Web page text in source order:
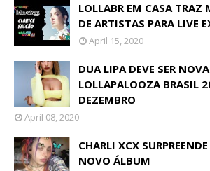
LOLLABR EM CASA TRAZ
DE ARTISTAS PARA LIVE
April 15, 2020
DUA LIPA DEVE SER
LOLLAPALOOZA BRASIL
DEZEMBRO
April 08, 2020
CHARLI XCX
NOVO ÁLBUM